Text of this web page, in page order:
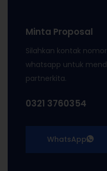
Minta Proposal
Silahkan kontak
whatsapp untuk
partnerkita.
0321 3760354
WhatsApp